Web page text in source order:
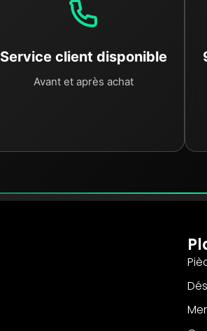
Service client disponible
Avant et après achat